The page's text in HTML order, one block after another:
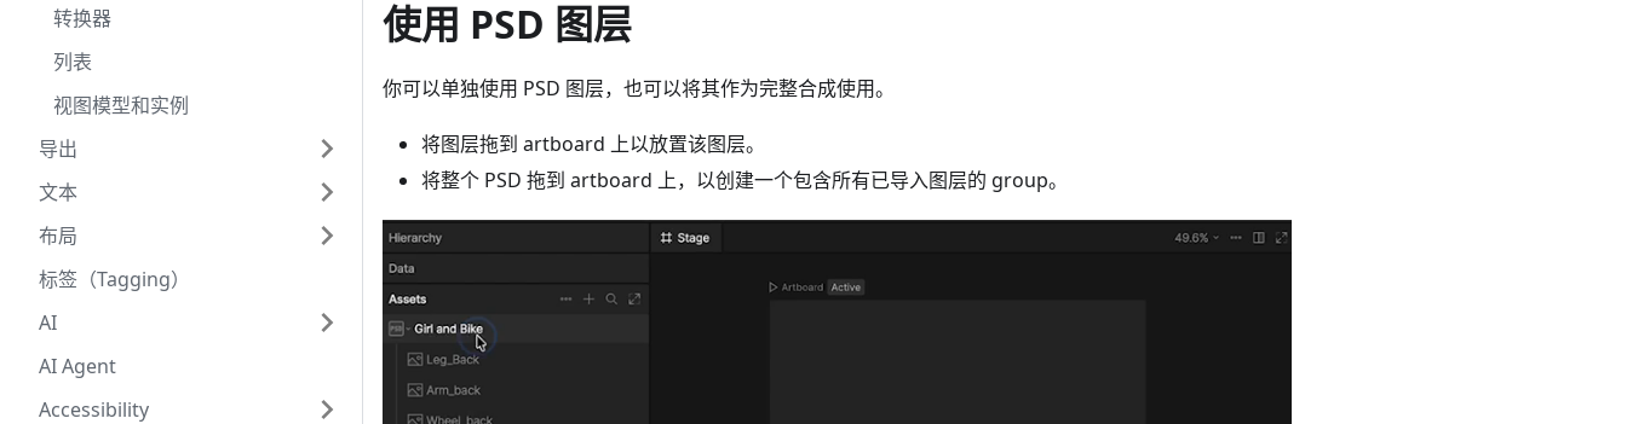
转换器
列表
视图模型和实例
导出
文本
布局
标签（Tagging）
AI
AI Agent
Accessibility
使用 PSD 图层
你可以单独使用 PSD 图层，也可以将其作为完整合成使用。
将图层拖到 artboard 上以放置该图层。
将整个 PSD 拖到 artboard 上，以创建一个包含所有已导入图层的 group。